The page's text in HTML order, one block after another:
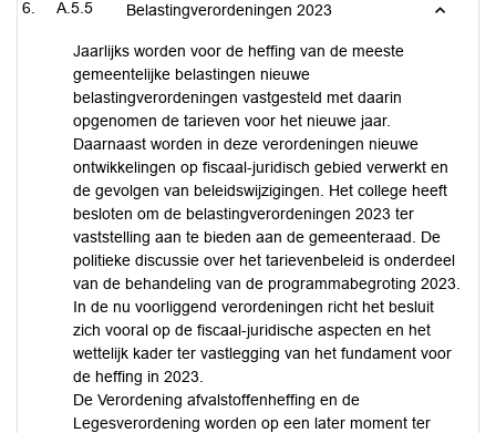
A.5.5 Belastingverordeningen 2023
Jaarlijks worden voor de heffing van de meeste
gemeentelijke belastingen nieuwe
belastingverordeningen vastgesteld met daarin
opgenomen de tarieven voor het nieuwe jaar.
Daarnaast worden in deze verordeningen nieuwe
ontwikkelingen op fiscaal-juridisch gebied verwerkt en
de gevolgen van beleidswijzigingen. Het college heeft
besloten om de belastingverordeningen 2023 ter
vaststelling aan te bieden aan de gemeenteraad. De
politieke discussie over het tarievenbeleid is onderdeel
van de behandeling van de programmabegroting 2023.
In de nu voorliggend verordeningen richt het besluit
zich vooral op de fiscaal-juridische aspecten en het
wettelijk kader ter vastlegging van het fundament voor
de heffing in 2023.
De Verordening afvalstoffenheffing en de
Legesverordening worden op een later moment ter